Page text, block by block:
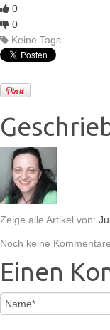
0
0
Keine Tags
Zeige alle Artikel von:
Noch keine
Einen